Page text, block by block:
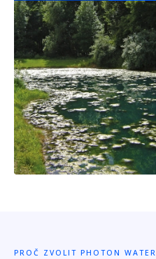
PROČ ZVOLIT PHOTON WATER